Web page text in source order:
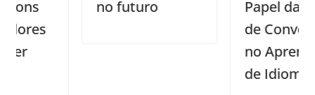
no futuro
Papel das Aulas
de Conversação
no Aprendizado
de Idiomas